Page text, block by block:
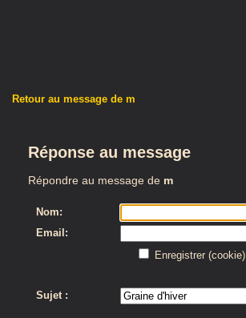
Retour au message de m
Réponse au message
Répondre au message de m
Nom:
Email:
Enregistrer (cookie)
Sujet :